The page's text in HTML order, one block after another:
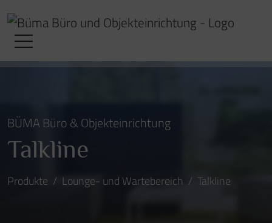
BÜMA Büro & Objekteinrichtung
Talkline
Produkte Lounge- und Wartebereich Talkline